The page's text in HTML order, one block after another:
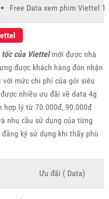
Free Data xem phim Viettel
của Viettelmới được nhà
được khách hàng đón nhận
mức chi phí của gói siêu
nhiều ưu đãi về data 4g
lý từ 70.000đ, 90.000đ
nhu cầu sử dụng của từng
ký sử dụng khi thấy phù
Ưu đãi ( Data)